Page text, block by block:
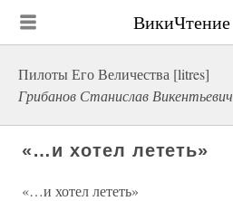
ВикиЧтение
Пилоты Его Величества [litres]
Грибанов Станислав Викентьевич
«…и хотел лететь»
«…и хотел лететь»